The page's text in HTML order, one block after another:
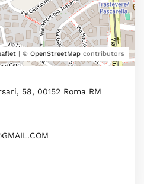
| © OpenStreetMap contributors
58, 00152 Roma RM